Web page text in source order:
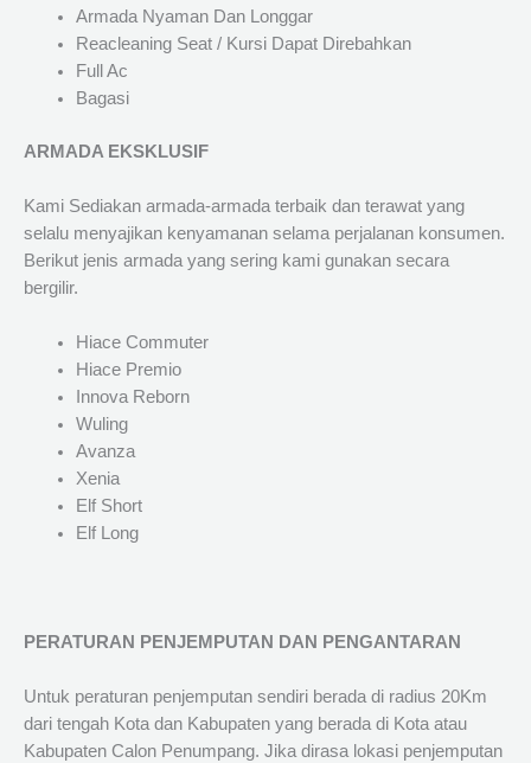
Armada Nyaman Dan Longgar
Reacleaning Seat / Kursi Dapat Direbahkan
Full Ac
Bagasi
ARMADA EKSKLUSIF
Kami Sediakan armada-armada terbaik dan terawat yang
selalu menyajikan kenyamanan selama perjalanan konsumen.
Berikut jenis armada yang sering kami gunakan secara
bergilir.
Hiace Commuter
Hiace Premio
Innova Reborn
Wuling
Avanza
Xenia
Elf Short
Elf Long
PERATURAN PENJEMPUTAN DAN PENGANTARAN
Untuk peraturan penjemputan sendiri berada di radius 20Km
dari tengah Kota dan Kabupaten yang berada di Kota atau
Kabupaten Calon Penumpang. Jika dirasa lokasi penjemputan